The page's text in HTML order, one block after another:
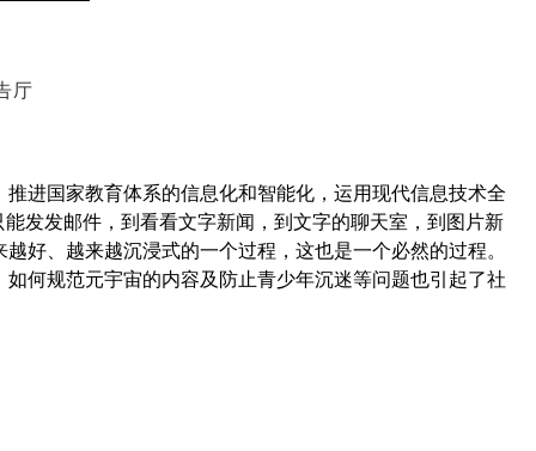
厅
进国家教育体系的信息化和智能化，运用现代信息技术全
发发邮件，到看看文字新闻，到文字的聊天室，到图片新
好、越来越沉浸式的一个过程，这也是一个必然的过程。
何规范元宇宙的内容及防止青少年沉迷等问题也引起了社